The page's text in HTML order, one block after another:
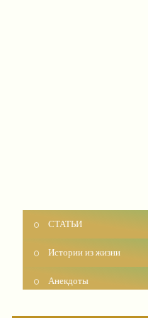
Истории из жизни
Анекдоты
Красота
Отношения